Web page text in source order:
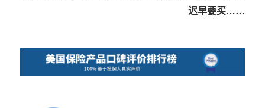
迟早要买……